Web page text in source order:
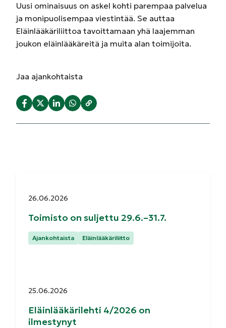
Uusi ominaisuus on askel kohti parempaa palvelua
ja monipuolisempaa viestintää. Se auttaa
Eläinlääkäriliittoa tavoittamaan yhä laajemman
joukon eläinlääkäreitä ja muita alan toimijoita.
Jaa ajankohtaista
Julkaistu:
26.06.2026
Toimisto on suljettu 29.6.–31.7.
Kategoriat:
Ajankohtaista Eläinlääkäriliitto
Julkaistu:
25.06.2026
Eläinlääkärilehti 4/2026 on
ilmestynyt